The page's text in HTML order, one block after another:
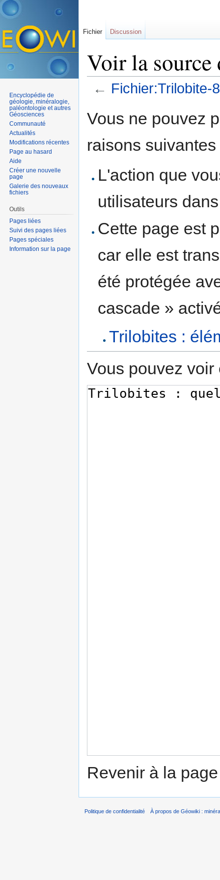
Voir la
← Fichier:Trilobite-
Vous ne pouvez
raisons suivantes
L'action que
utilisateurs
Cette page est
car elle est
été protégée
cascade »
Trilobites :
Vous pouvez
Revenir à la
Fichier Discussion
Encyclopédie de
géologie, minéralogie,
paléontologie et autres
Géosciences
Communauté
Actualités
Modifications récentes
Page au hasard
Aide
Créer une nouvelle
page
Galerie des nouveaux
fichiers
Outils
Pages liées
Suivi des pages liées
Pages spéciales
Information sur la page
Politique de confidentialité À propos de Géowiki :